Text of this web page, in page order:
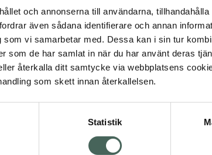
och annonserna till användarna,
även sådana identifierare och annan
vi samarbetar med. Dessa kan i sin tur
som de har samlat in när du har använt deras
återkalla ditt samtycke via webbplatsens
som skett innan återkallelsen.
Statistik